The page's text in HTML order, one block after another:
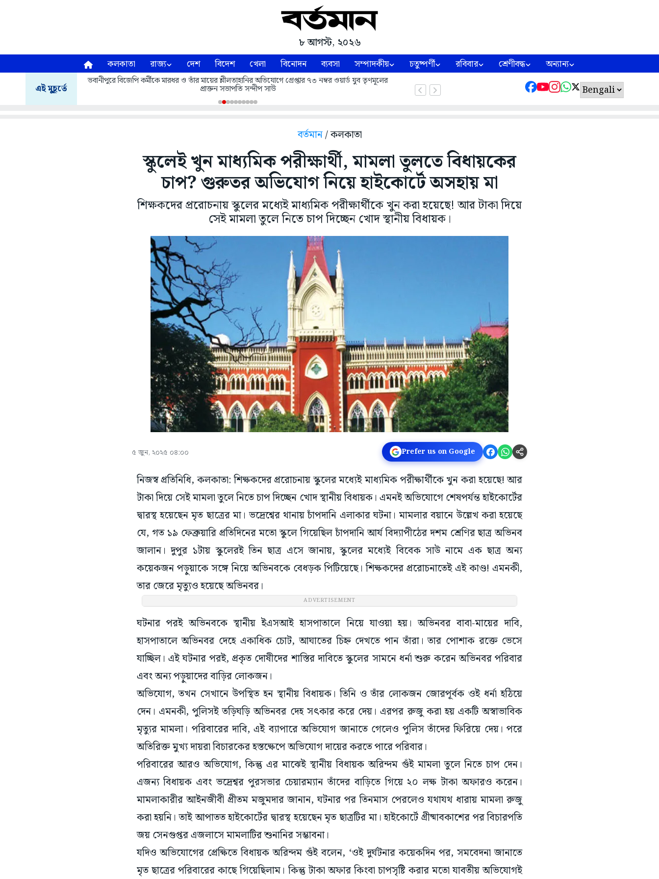
৮ আগস্ট, ২০২৬
কলকাতা রাজ্য দেশ বিদেশ খেলা বিনোদন ব্যবসা সম্পাদকীয় চতুষ্পর্ণী রবিবার শ্রেণীবদ্ধ অন্যান্য
এই মুহূর্তে
ভবানীপুরে বিজেপি কর্মীকে মারধর ও তাঁর মায়ের শ্লীলতাহানির অভিযোগে গ্রেপ্তার ৭৩ নম্বর ওয়ার্ড যুব তৃণমূলের
প্রাক্তন সভাপতি সন্দীপ সাউ
বর্তমান/ কলকাতা
স্কুলেই খুন মাধ্যমিক পরীক্ষার্থী, মামলা তুলতে বিধায়কের
চাপ? গুরুতর অভিযোগ নিয়ে হাইকোর্টে অসহায় মা
শিক্ষকদের প্ররোচনায় স্কুলের মধ্যেই মাধ্যমিক পরীক্ষার্থীকে খুন করা হয়েছে! আর টাকা দিয়ে
সেই মামলা তুলে নিতে চাপ দিচ্ছেন খোদ স্থানীয় বিধায়ক।
৫ জুন, ২০২৫ ০৪:০০ Prefer us on Google
নিজস্ব প্রতিনিধি, কলকাতা: শিক্ষকদের প্ররোচনায় স্কুলের মধ্যেই মাধ্যমিক পরীক্ষার্থীকে খুন করা হয়েছে! আর
টাকা দিয়ে সেই মামলা তুলে নিতে চাপ দিচ্ছেন খোদ স্থানীয় বিধায়ক। এমনই অভিযোগে শেষপর্যন্ত হাইকোর্টের
দ্বারস্থ হয়েছেন মৃত ছাত্রের মা। ভদ্রেশ্বের থানায় চাঁপদানি এলাকার ঘটনা। মামলার বয়ানে উল্লেখ করা হয়েছে
যে, গত ১৯ ফেব্রুয়ারি প্রতিদিনের মতো স্কুলে গিয়েছিল চাঁপদানি আর্য বিদ্যাপীঠের দশম শ্রেণির ছাত্র অভিনব
জালান। দুপুর ১টায় স্কুলেরই তিন ছাত্র এসে জানায়, স্কুলের মধ্যেই বিবেক সাউ নামে এক ছাত্র অন্য
কয়েকজন পড়ুয়াকে সঙ্গে নিয়ে অভিনবকে বেধড়ক পিটিয়েছে। শিক্ষকদের প্ররোচনাতেই এই কাণ্ড! এমনকী,
তার জেরে মৃত্যুও হয়েছে অভিনবর।
ADVERTISEMENT
ঘটনার পরই অভিনবকে স্থানীয় ইএসআই হাসপাতালে নিয়ে যাওয়া হয়। অভিনবর বাবা-মায়ের দাবি,
হাসপাতালে অভিনবর দেহে একাধিক চোট, আঘাতের চিহ্ন দেখতে পান তাঁরা। তার পোশাক রক্তে ভেসে
যাচ্ছিল। এই ঘটনার পরই, প্রকৃত দোষীদের শাস্তির দাবিতে স্কুলের সামনে ধর্না শুরু করেন অভিনবর পরিবার
এবং অন্য পড়ুয়াদের বাড়ির লোকজন।
অভিযোগ, তখন সেখানে উপস্থিত হন স্থানীয় বিধায়ক। তিনি ও তাঁর লোকজন জোরপূর্বক ওই ধর্না হঠিয়ে
দেন। এমনকী, পুলিসই তড়িঘড়ি অভিনবর দেহ সৎকার করে দেয়। এরপর রুজু করা হয় একটি অস্বাভাবিক
মৃত্যুর মামলা। পরিবারের দাবি, এই ব্যাপারে অভিযোগ জানাতে গেলেও পুলিস তাঁদের ফিরিয়ে দেয়। পরে
অতিরিক্ত মুখ্য দায়রা বিচারকের হস্তক্ষেপে অভিযোগ দায়ের করতে পারে পরিবার।
পরিবারের আরও অভিযোগ, কিন্তু এর মাঝেই স্থানীয় বিধায়ক অরিন্দম গুঁই মামলা তুলে নিতে চাপ দেন।
এজন্য বিধায়ক এবং ভদ্রেশ্বর পুরসভার চেয়ারম্যান তাঁদের বাড়িতে গিয়ে ২০ লক্ষ টাকা অফারও করেন।
মামলাকারীর আইনজীবী প্রীতম মজুমদার জানান, ঘটনার পর তিনমাস পেরলেও যথাযথ ধারায় মামলা রুজু
করা হয়নি। তাই আপাতত হাইকোর্টের দ্বারস্থ হয়েছেন মৃত ছাত্রটির মা। হাইকোর্টে গ্রীষ্মাবকাশের পর বিচারপতি
জয় সেনগুপ্তর এজলাসে মামলাটির শুনানির সম্ভাবনা।
যদিও অভিযোগের প্রেক্ষিতে বিধায়ক অরিন্দম গুঁই বলেন, ‘ওই দুর্ঘটনার কয়েকদিন পর, সমবেদনা জানাতে
মৃত ছাত্রের পরিবারের কাছে গিয়েছিলাম। কিন্তু টাকা অফার কিংবা চাপসৃষ্টি করার মতো যাবতীয় অভিযোগই